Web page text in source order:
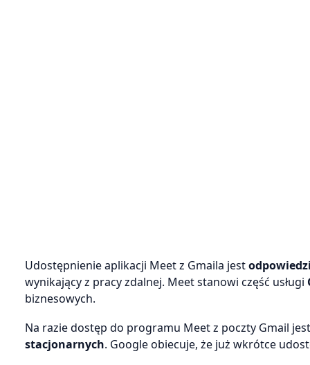
Udostępnienie aplikacji Meet z Gmaila jest
wynikający z pracy zdalnej. Meet stanowi część usługi
biznesowych.
Na razie dostęp do programu Meet z poczty Gmail
stacjonarnych. Google obiecuje, że już wkrótce